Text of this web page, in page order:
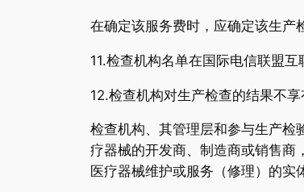
在确定该服务费时，应确定该生产
11.检查机构名单在国际电信联盟互
12.检查机构对生产检查的结果不享
检查机构、其管理层和参与生产检
疗器械的开发商、制造商或销售商
医疗器械维护或服务（修理）的实